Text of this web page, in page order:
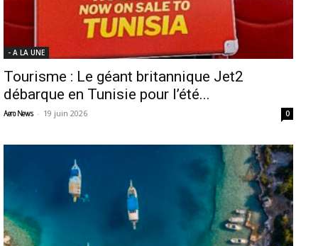
- A LA UNE
Tourisme : Le géant britannique Jet2
débarque en Tunisie pour l’été...
Aero News - 19 juin 2026 0